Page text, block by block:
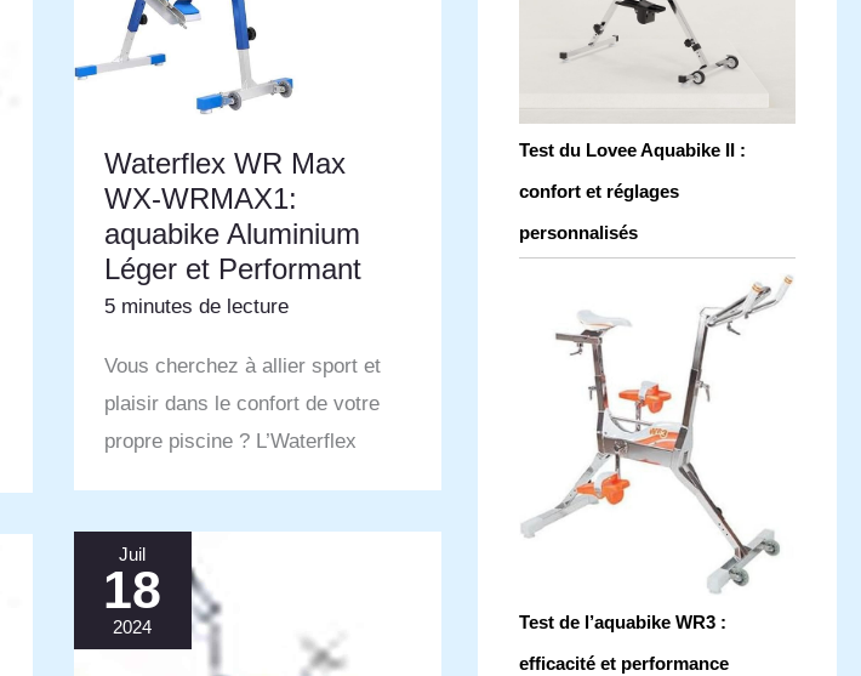
Waterflex WR Max
WX-WRMAX1:
aquabike Aluminium
Léger et Performant
5 minutes de lecture
Vous cherchez à allier sport et
plaisir dans le confort de votre
propre piscine ? L’Waterflex
Juil
18
2024
Test du Lovee Aquabike II :
confort et réglages
personnalisés
Test de l’aquabike WR3 :
efficacité et performance